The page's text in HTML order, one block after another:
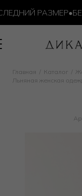
РАЗМЕР•
Главная Каталог
Льняная женская